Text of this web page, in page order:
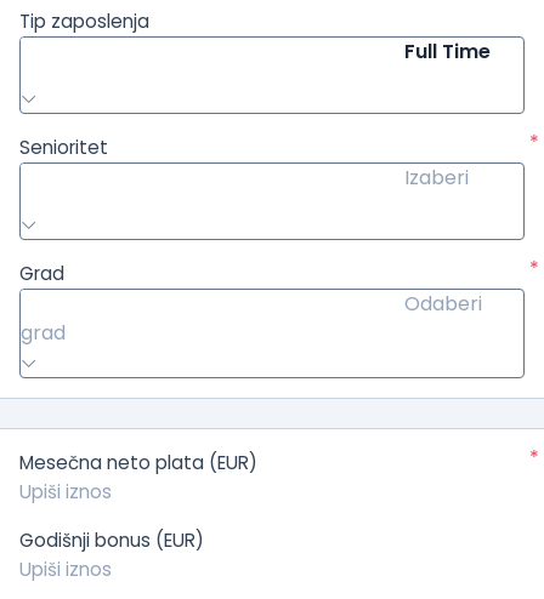
Tip zaposlenja
Full Time
Senioritet
*
Izaberi
Grad
*
Odaberi
grad
Mesečna neto plata (EUR) *
Godišnji bonus (EUR)